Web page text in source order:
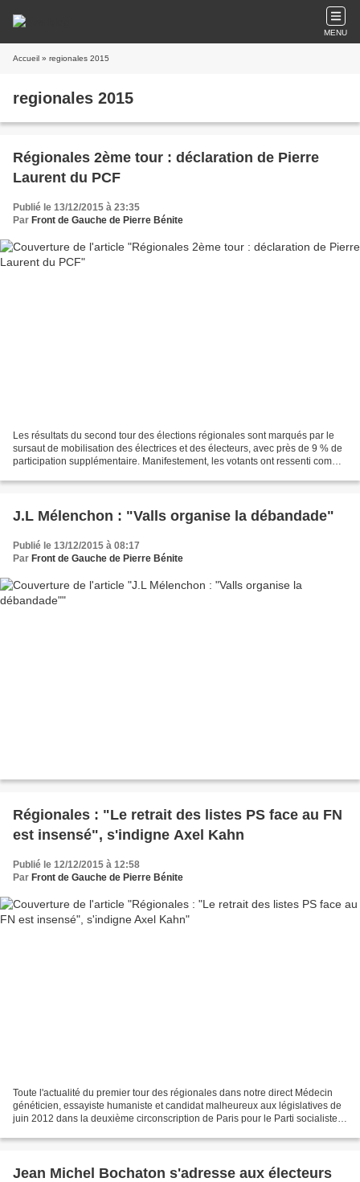
MENU
Accueil » regionales 2015
regionales 2015
Régionales 2ème tour : déclaration de Pierre
Laurent du PCF
Publié le 13/12/2015 à 23:35
Par Front de Gauche de Pierre Bénite
Les résultats du second tour des élections régionales sont marqués par le
sursaut de mobilisation des électrices et des électeurs, avec près de 9 % de
participation supplémentaire. Manifestement, les votants ont ressenti comme
J.L Mélenchon : "Valls organise la débandade"
Publié le 13/12/2015 à 08:17
Par Front de Gauche de Pierre Bénite
Régionales : "Le retrait des listes PS face au FN
est insensé", s'indigne Axel Kahn
Publié le 12/12/2015 à 12:58
Par Front de Gauche de Pierre Bénite
Toute l'actualité du premier tour des régionales dans notre direct Médecin
généticien, essayiste humaniste et candidat malheureux aux législatives de
juin 2012 dans la deuxième circonscription de Paris pour le Parti socialiste,
Jean Michel Bochaton s'adresse aux électeurs